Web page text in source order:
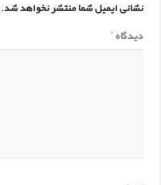
نشانی ایمیل شما منتشر نخواهد شد.
دیدگاه*